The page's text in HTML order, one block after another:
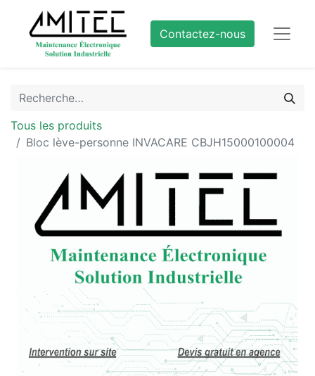
Contactez-nous
Tous les produits
Bloc lève-personne INVACARE CBJH15000100004